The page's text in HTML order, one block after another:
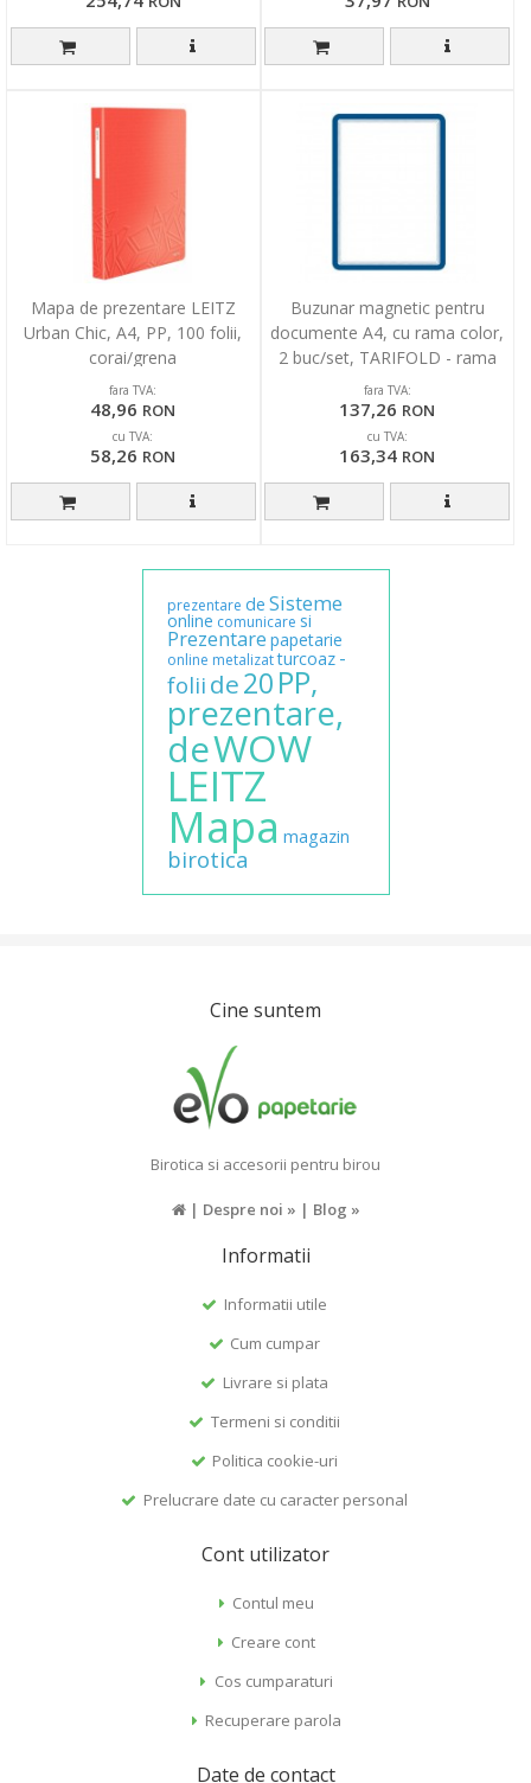
Mapa de prezentare LEITZ
Urban Chic, A4, PP, 100 folii,
corai/grena
fara TVA:
48,96 RON
cu TVA:
58,26 RON
Buzunar magnetic pentru
documente A4, cu rama color,
2 buc/set, TARIFOLD - rama
albastra
fara TVA:
137,26 RON
cu TVA:
163,34 RON
prezentare de Sisteme
online comunicare si
Prezentare papetarie
online metalizatturcoaz -
folii de20PP,
prezentare,
deWOW
LEITZ
Mapa magazin
birotica
Cine suntem
Birotica si accesorii pentru birou
| Despre noi » | Blog »
Informatii
Informatii utile
Cum cumpar
Livrare si plata
Termeni si conditii
Politica cookie-uri
Prelucrare date cu caracter personal
Cont utilizator
Contul meu
Creare cont
Cos cumparaturi
Recuperare parola
Date de contact